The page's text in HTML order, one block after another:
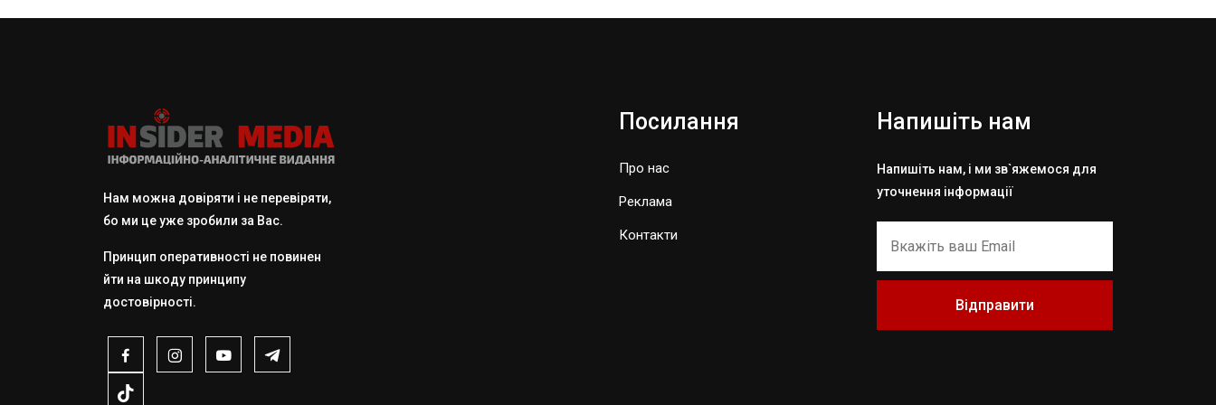
Нам можна довіряти і не перевіряти,
бо ми це уже зробили за Вас.
Принцип оперативності не повинен
йти на шкоду принципу
достовірності.
Посилання
Про нас
Реклама
Контакти
Напишіть нам
Напишіть нам, і ми зв`яжемося для
уточнення інформації
Відправити